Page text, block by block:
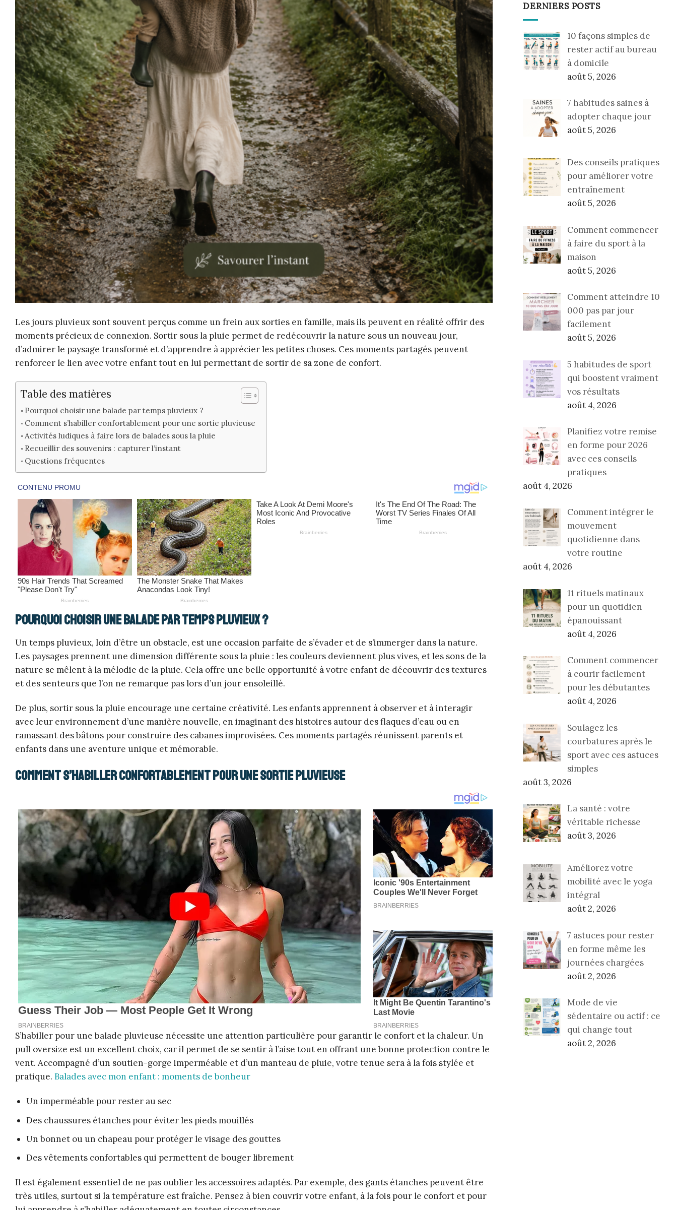
Les jours pluvieux sont souvent perçus comme un frein aux sorties en famille, mais ils peuvent en réalité offrir des
moments précieux de connexion. Sortir sous la pluie permet de redécouvrir la nature sous un nouveau jour,
d’admirer le paysage transformé et d’apprendre à apprécier les petites choses. Ces moments partagés peuvent
renforcer le lien avec votre enfant tout en lui permettant de sortir de sa zone de confort.
Table des matières
Pourquoi choisir une balade par temps pluvieux ?
Comment s’habiller confortablement pour une sortie pluvieuse
Activités ludiques à faire lors de balades sous la pluie
Recueillir des souvenirs : capturer l’instant
Questions fréquentes
Pourquoi choisir une balade par temps pluvieux ?
Un temps pluvieux, loin d’être un obstacle, est une occasion parfaite de s’évader et de s’immerger dans la nature.
Les paysages prennent une dimension différente sous la pluie : les couleurs deviennent plus vives, et les sons de la
nature se mêlent à la mélodie de la pluie. Cela offre une belle opportunité à votre enfant de découvrir des textures
et des senteurs que l’on ne remarque pas lors d’un jour ensoleillé.
De plus, sortir sous la pluie encourage une certaine créativité. Les enfants apprennent à observer et à interagir
avec leur environnement d’une manière nouvelle, en imaginant des histoires autour des flaques d’eau ou en
ramassant des bâtons pour construire des cabanes improvisées. Ces moments partagés réunissent parents et
enfants dans une aventure unique et mémorable.
Comment s’habiller confortablement pour une sortie pluvieuse
S’habiller pour une balade pluvieuse nécessite une attention particulière pour garantir le confort et la chaleur. Un
pull oversize est un excellent choix, car il permet de se sentir à l’aise tout en offrant une bonne protection contre le
vent. Accompagné d’un soutien-gorge imperméable et d’un manteau de pluie, votre tenue sera à la fois stylée et
pratique. Balades avec mon enfant : moments de bonheur
Un imperméable pour rester au sec
Des chaussures étanches pour éviter les pieds mouillés
Un bonnet ou un chapeau pour protéger le visage des gouttes
Des vêtements confortables qui permettent de bouger librement
Il est également essentiel de ne pas oublier les accessoires adaptés. Par exemple, des gants étanches peuvent être
très utiles, surtout si la température est fraîche. Pensez à bien couvrir votre enfant, à la fois pour le confort et pour
DERNIERS POSTS
10 façons simples de
rester actif au bureau
à domicile
août 5, 2026
7 habitudes saines à
adopter chaque jour
août 5, 2026
Des conseils pratiques
pour améliorer votre
entraînement
août 5, 2026
Comment commencer
à faire du sport à la
maison
août 5, 2026
Comment atteindre 10
000 pas par jour
facilement
août 5, 2026
5 habitudes de sport
qui boostent vraiment
vos résultats
août 4, 2026
Planifiez votre remise
en forme pour 2026
avec ces conseils
pratiques
août 4, 2026
Comment intégrer le
mouvement
quotidienne dans
votre routine
août 4, 2026
11 rituels matinaux
pour un quotidien
épanouissant
août 4, 2026
Comment commencer
à courir facilement
pour les débutantes
août 4, 2026
Soulagez les
courbatures après le
sport avec ces astuces
simples
août 3, 2026
La santé : votre
véritable richesse
août 3, 2026
Améliorez votre
mobilité avec le yoga
intégral
août 2, 2026
7 astuces pour rester
en forme même les
journées chargées
août 2, 2026
Mode de vie
sédentaire ou actif : ce
qui change tout
août 2, 2026